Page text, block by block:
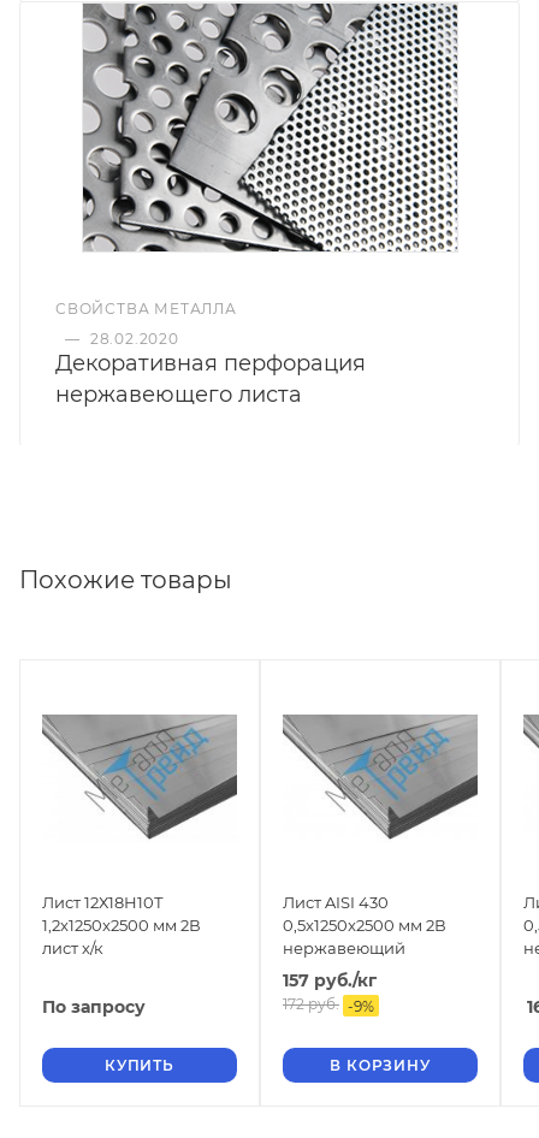
СВОЙСТВА МЕТАЛЛА
— 28.02.2020
Декоративная перфорация
нержавеющего листа
Похожие товары
Лист 12Х18Н10Т
1,2x1250x2500 мм 2В
лист х/к
По запросу
КУПИТЬ
Лист AISI 430
0,5x1250x2500 мм 2В
нержавеющий
157 руб./кг
172руб. -9%
В КОРЗИНУ